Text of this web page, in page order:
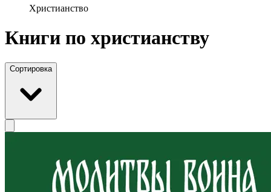
Христианство
Книги по христианству
Сортировка